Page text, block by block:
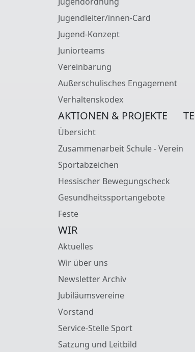
Jugendleiter/innen-Card
Jugend-Konzept
Juniorteams
Vereinbarung
Außerschulisches Engagement
Verhaltenskodex
AKTIONEN & PROJEKTE
Übersicht
Zusammenarbeit Schule - Verein
Sportabzeichen
Hessischer Bewegungscheck
Gesundheitssportangebote
Feste
WIR
Aktuelles
Wir über uns
Newsletter Archiv
Jubiläumsvereine
Vorstand
Service-Stelle Sport
Satzung und Leitbild